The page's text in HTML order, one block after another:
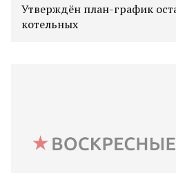
Утверждён план-график
котельных